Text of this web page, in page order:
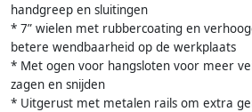
handgreep en sluitingen
* 7” wielen met rubbercoating en
betere wendbaarheid op de werkplaats
* Met ogen voor hangsloten voor meer
zagen en snijden
* Uitgerust met metalen rails om extra